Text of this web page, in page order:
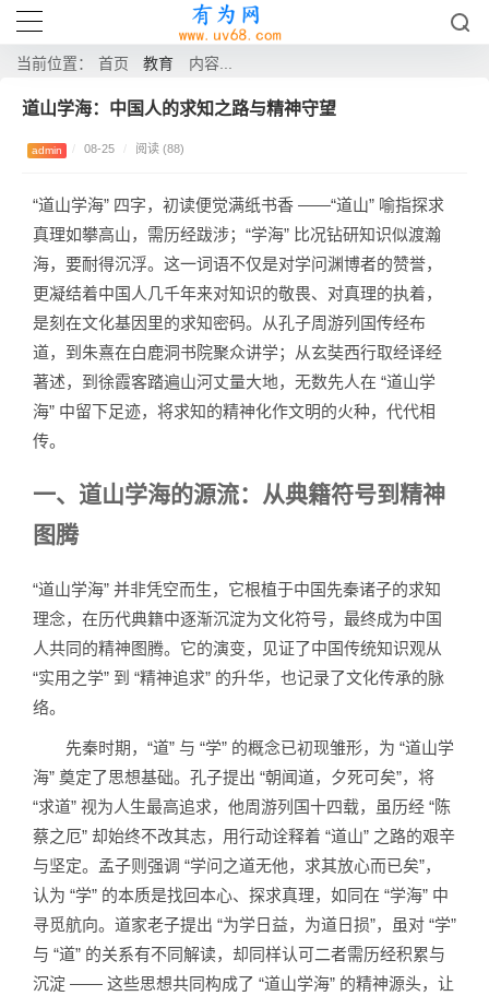
当前位置： 首页 教育 内容...
道山学海：中国人的求知之路与精神守望​
admin / 08-25 / 阅读 (88)
“道山学海” 四字，初读便觉满纸书香 ——“道山” 喻指探求
真理如攀高山，需历经跋涉；“学海” 比况钻研知识似渡瀚
海，要耐得沉浮。这一词语不仅是对学问渊博者的赞誉，
更凝结着中国人几千年来对知识的敬畏、对真理的执着，
是刻在文化基因里的求知密码。从孔子周游列国传经布
道，到朱熹在白鹿洞书院聚众讲学；从玄奘西行取经译经
著述，到徐霞客踏遍山河丈量大地，无数先人在 “道山学
海” 中留下足迹，将求知的精神化作文明的火种，代代相
传。
一、道山学海的源流：从典籍符号到精神
图腾
“道山学海” 并非凭空而生，它根植于中国先秦诸子的求知
理念，在历代典籍中逐渐沉淀为文化符号，最终成为中国
人共同的精神图腾。它的演变，见证了中国传统知识观从
“实用之学” 到 “精神追求” 的升华，也记录了文化传承的脉
络。
先秦时期，“道” 与 “学” 的概念已初现雏形，为 “道山学
海” 奠定了思想基础。孔子提出 “朝闻道，夕死可矣”，将
“求道” 视为人生最高追求，他周游列国十四载，虽历经 “陈
蔡之厄” 却始终不改其志，用行动诠释着 “道山” 之路的艰辛
与坚定。孟子则强调 “学问之道无他，求其放心而已矣”，
认为 “学” 的本质是找回本心、探求真理，如同在 “学海” 中
寻觅航向。道家老子提出 “为学日益，为道日损”，虽对 “学”
与 “道” 的关系有不同解读，却同样认可二者需历经积累与
沉淀 —— 这些思想共同构成了 “道山学海” 的精神源头，让